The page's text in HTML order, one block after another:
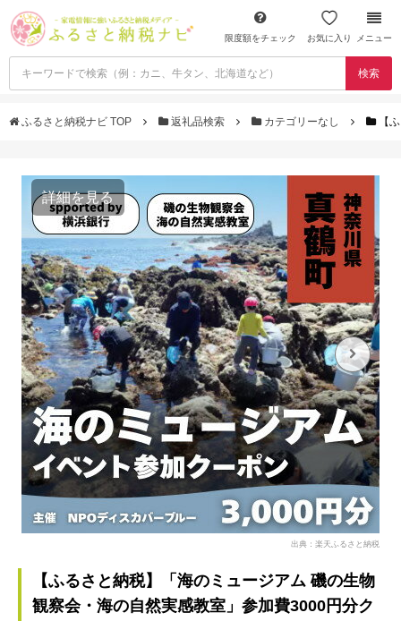
限度額をチェック お気に入り メニュー
検索
ふるさと納税ナビ TOP 返礼品検索 カテゴリーなし 【
詳細を見る
出典：楽天ふるさと納税
【ふるさと納税】「海のミュージアム 磯の生物
観察会・海の自然実感教室」参加費3000円分ク